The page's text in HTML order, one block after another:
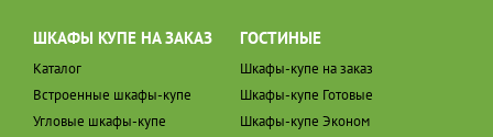
ШКАФЫ КУПЕ НА ЗАКАЗ
Каталог
Встроенные шкафы-купе
Угловые шкафы-купе
ГОСТИНЫЕ
Шкафы-купе на заказ
Шкафы-купе Готовые
Шкафы-купе Эконом